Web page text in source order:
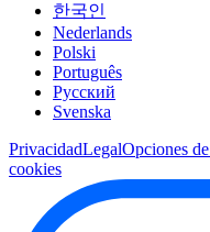
한국인
Nederlands
Polski
Português
Pусский
Svenska
PrivacidadLegalOpciones
cookies